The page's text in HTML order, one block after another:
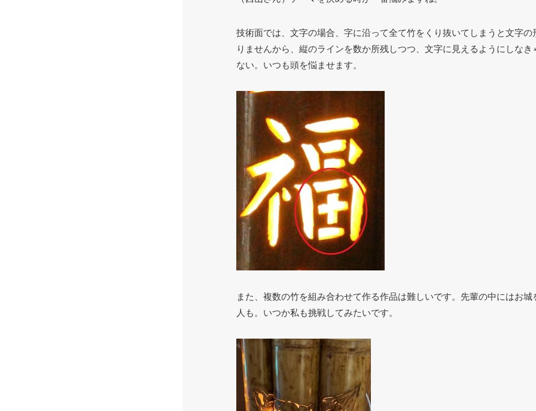
技術面では、文字の場合、字に沿って全て竹をくり抜いてしまうと文字の
りませんから、縦のラインを数か所残しつつ、文字に見えるようにしなき
ない。いつも頭を悩ませます。
また、複数の竹を組み合わせて作る作品は難しいです。先輩の中にはお城
人も。いつか私も挑戦してみたいです。